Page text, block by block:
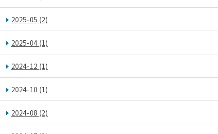
2025-05 (2)
2025-04 (1)
2024-12 (1)
2024-10 (1)
2024-08 (2)